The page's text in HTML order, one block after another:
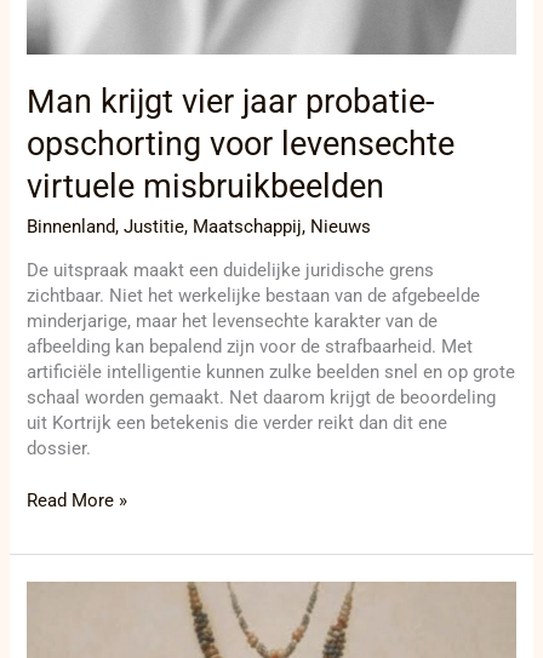
Man krijgt vier jaar probatie-
opschorting voor levensechte
virtuele misbruikbeelden
Binnenland,Justitie, Maatschappij, Nieuws
De uitspraak maakt een duidelijke juridische grens
zichtbaar. Niet het werkelijke bestaan van de afgebeelde
minderjarige, maar het levensechte karakter van de
afbeelding kan bepalend zijn voor de strafbaarheid. Met
artificiële intelligentie kunnen zulke beelden snel en op grote
schaal worden gemaakt. Net daarom krijgt de beoordeling
uit Kortrijk een betekenis die verder reikt dan dit ene
dossier.
Read More »